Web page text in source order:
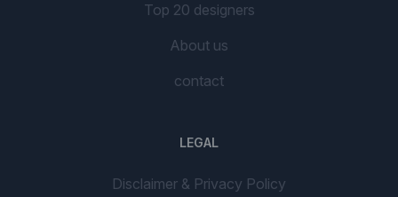
Top 20 designers
About us
contact
LEGAL
Disclaimer & Privacy Policy